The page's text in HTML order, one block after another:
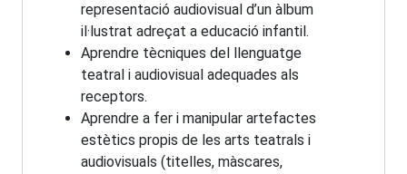
representació audiovisual d’un àlbum
il·lustrat adreçat a educació infantil.
Aprendre tècniques del llenguatge
teatral i audiovisual adequades als
receptors.
Aprendre a fer i manipular artefactes
estètics propis de les arts teatrals i
audiovisuals (titelles, màscares,